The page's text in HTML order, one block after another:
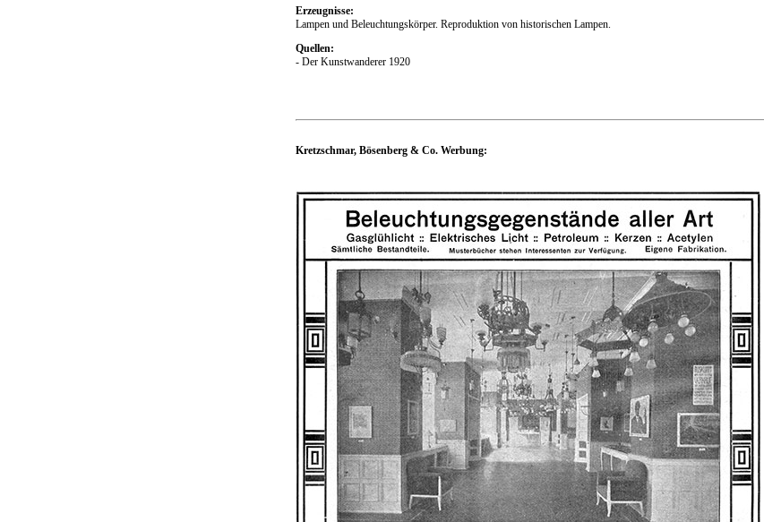
Erzeugnisse:
Lampen und Beleuchtungskörper. Reproduktion von historischen Lampen.
Quellen:
- Der Kunstwanderer 1920
Kretzschmar, Bösenberg & Co. Werbung: